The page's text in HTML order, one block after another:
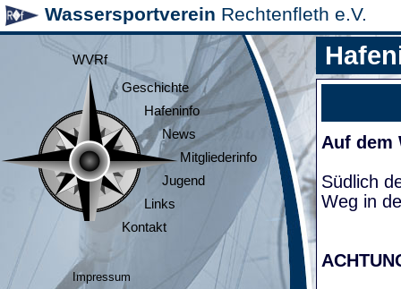
Wassersportverein Rechtenfleth e.V.
WVRf
Geschichte
Hafeninfo
News
Mitgliederinfo
Jugend
Links
Kontakt
Impressum
Auf dem
Südlich
Weg in